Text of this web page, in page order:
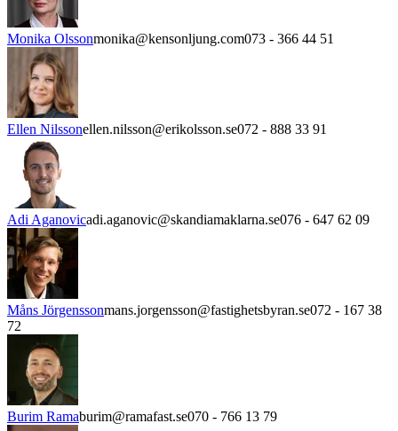
Monika Olssonmonika@kensonljung.com073 - 366 44 51
Ellen Nilssonellen.nilsson@erikolsson.se072 - 888 33 91
Adi Aganovicadi.aganovic@skandiamaklarna.se076 - 647 62 09
Måns Jörgenssonmans.jorgensson@fastighetsbyran.se072 - 167 38
72
Burim Ramaburim@ramafast.se070 - 766 13 79